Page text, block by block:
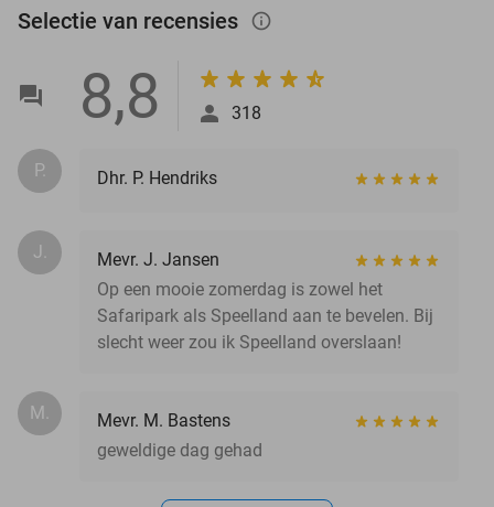
Selectie van recensies info_outlined
8,8 318
P. Dhr. P. Hendriks
J.
Mevr. J. Jansen
Op een mooie zomerdag is zowel het
Safaripark als Speelland aan te bevelen. Bij
slecht weer zou ik Speelland overslaan!
M.
Mevr. M. Bastens
geweldige dag gehad